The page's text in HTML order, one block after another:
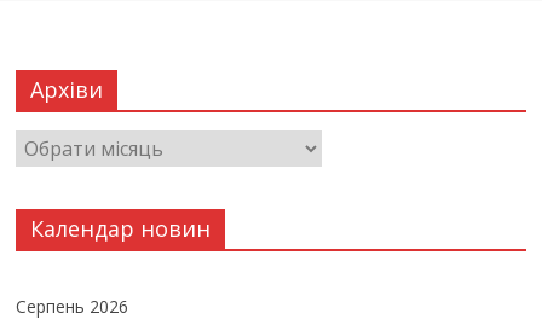
Архіви
Календар новин
Серпень 2026